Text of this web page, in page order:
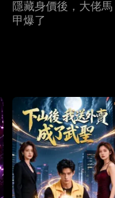
隱藏身價後，大佬馬
甲爆了